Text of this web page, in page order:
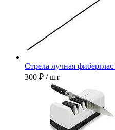
Стрела лучная
300 ₽ / шт